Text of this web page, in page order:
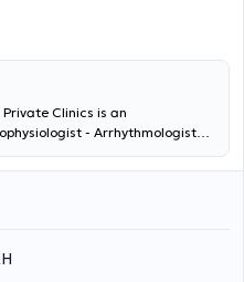
Clinics is an
- Arrhythmologist
Hospital of Athens "G.
Interventional Cardiology at the
in Electrophysiology at the
In his private practice, he
electrocardiogram,